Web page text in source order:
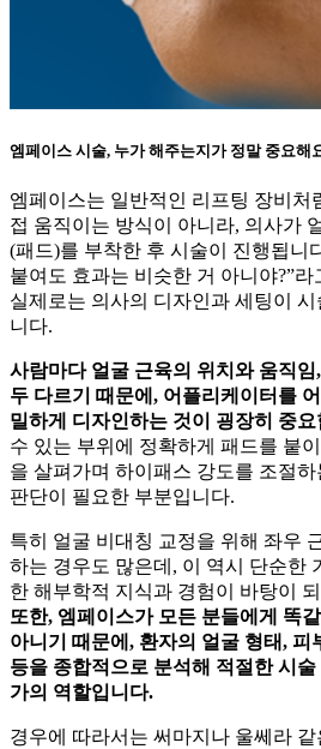
엠페이스 시술, 누가 해주는지가 정말 중요해
엠페이스는 일반적인 리프팅 장비처
접 움직이는 방식이 아니라, 의사가
(패드)를 부착한 후 시술이 진행됩니
붙여도 효과는 비슷한 거 아니야?”
실제로는 의사의 디자인과 세팅이
니다.
사람마다 얼굴 근육의 위치와 움직
두 다르기 때문에, 어플리케이터를
밀하게 디자인하는 것이 굉장히 중요
수 있는 부위에 정확하게 패드를 붙
을 살펴가며 하이패스 강도를 조절
판단이 필요한 부분입니다.
특히 얼굴 비대칭 교정을 위해 좌우
하는 경우도 많은데, 이 역시 단순한
한 해부학적 지식과 경험이 바탕이
또한, 엠페이스가 모든 분들에게 똑
아니기 때문에, 환자의 얼굴 형태, 피
등을 종합적으로 분석해 적절한 시
가의 역할입니다.
경우에 따라서는 써마지나 울쎄라